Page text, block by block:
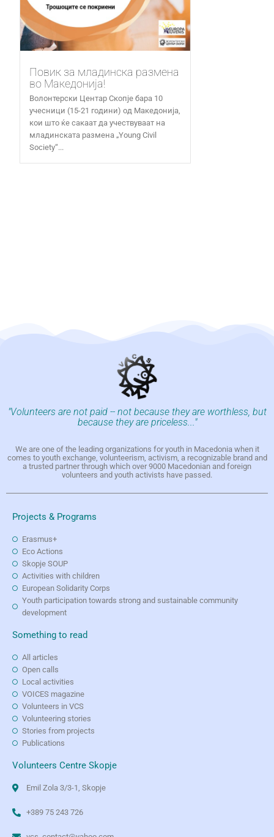
Повик за младинска размена
во Македонија!
Волонтерски Центар Скопје бара 10
учесници (15-21 години) од Македонија,
кои што ќе сакаат да учествуваат на
младинската размена „Young Civil
Society“...
"Volunteers are not paid -- not because they are worthless, but
because they are priceless..."
We are one of the leading organizations for youth in Macedonia when it
comes to youth exchange, volunteerism, activism, a recognizable brand and
a trusted partner through which over 9000 Macedonian and foreign
volunteers and youth activists have passed.
Projects & Programs
Erasmus+
Eco Actions
Skopje SOUP
Activities with children
European Solidarity Corps
Youth participation towards strong and sustainable community
development
Something to read
All articles
Open calls
Local activities
VOICES magazine
Volunteers in VCS
Volunteering stories
Stories from projects
Publications
Volunteers Centre Skopje
Emil Zola 3/3-1, Skopje
+389 75 243 726